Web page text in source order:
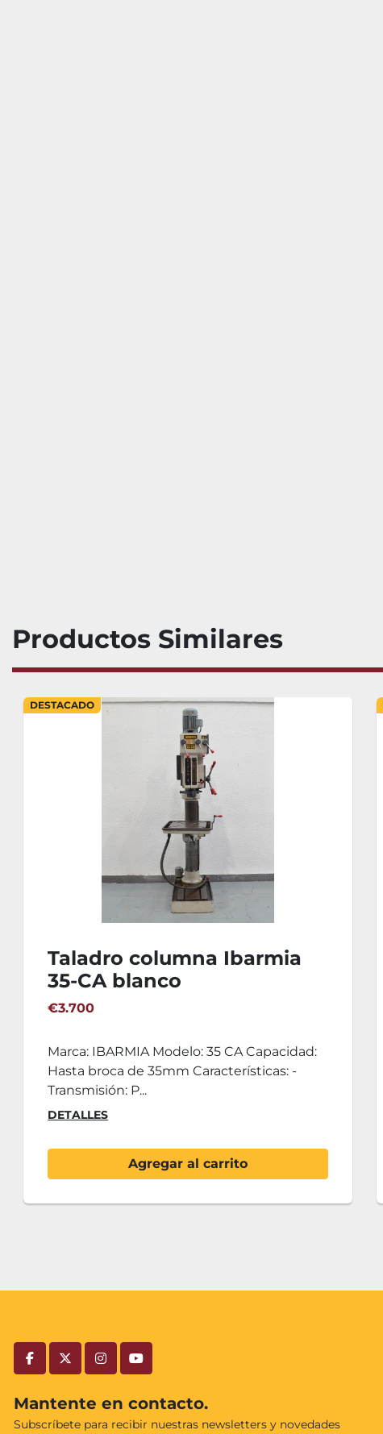
Productos Similares
DESTACADO
Taladro columna Ibarmia
50-CA gris
€4.600
Taladro columna engranajes Marca: Ibarmia
Modelo: 50-CA Tipo: Engranajes Bajada:
Automatica (...
DETALLES
Agregar al carrito
facebooktwitterinstagramyoutube
Mantente en contacto.
Subscríbete para recibir nuestras newsletters y novedades